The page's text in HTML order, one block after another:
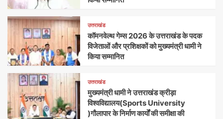
उत्तराखंड
कॉमनवेल्थ गेम्स 2026 के उत्तराखंड के पदक
विजेताओं और प्रशिक्षकों को मुख्यमंत्री धामी ने
किया सम्मानित
उत्तराखंड
मुख्यमंत्री धामी ने उत्तराखंड क्रीड़ा
विश्वविद्यालय(Sports University
)गौलापार के निर्माण कार्यों की समीक्षा की